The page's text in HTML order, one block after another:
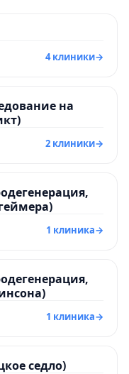
4 клиники→
на
2 клиники→
1 клиника→
1 клиника→
седло)